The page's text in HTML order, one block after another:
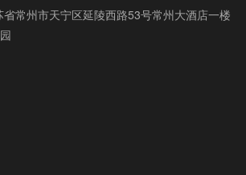
常州市天宁区延陵西路53号常州大酒店一楼